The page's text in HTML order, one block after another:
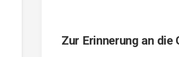
Zur Erinnerung an